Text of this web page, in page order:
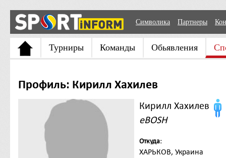
Символика Партнеры
Турниры Команды Обьявления
Профиль: Кирилл Хахилев
Кирилл Хахилев
eBOSH
Откуда:
ХАРЬКОВ, Украина